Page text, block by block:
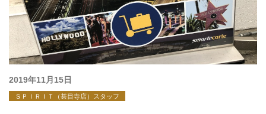
投
稿
2019年11月15日
ＳＰＩＲＩＴ（甚目寺店）スタッフ